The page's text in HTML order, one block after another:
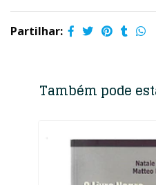
Partilhar:
Também pode